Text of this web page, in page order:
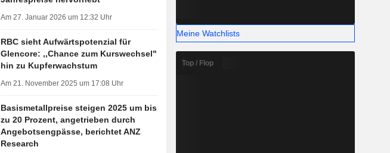
Am 27. Januar 2026 um 12:32 Uhr
RBC sieht Aufwärtspotenzial für
Glencore: ,,Chance zum Kurswechsel"
hin zu Kupferwachstum
Am 21. November 2025 um 17:08 Uhr
Basismetallpreise steigen 2025 um bis
zu 20 Prozent, angetrieben durch
Angebotsengpässe, berichtet ANZ
Research
Meine Watchlists
Top / Flop